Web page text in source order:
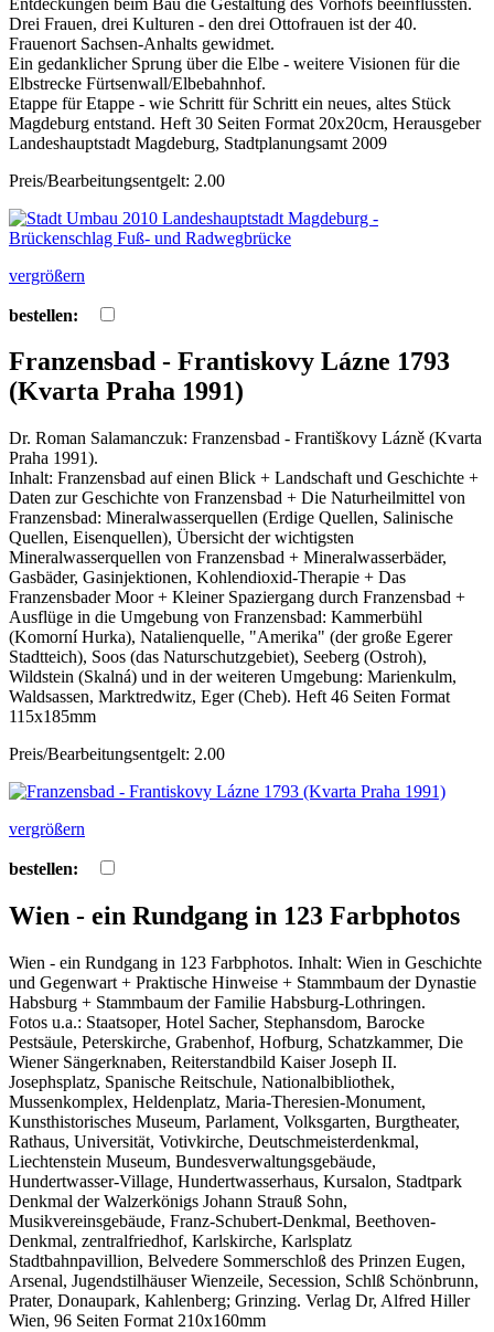
Drei Frauen, drei Kulturen - den drei Ottofrauen ist der 40.
Frauenort Sachsen-Anhalts gewidmet.
Ein gedanklicher Sprung über die Elbe - weitere Visionen für die
Elbstrecke Fürtsenwall/Elbebahnhof.
Etappe für Etappe - wie Schritt für Schritt ein neues, altes Stück
Magdeburg entstand. Heft 30 Seiten Format 20x20cm, Herausgeber
Landeshauptstadt Magdeburg, Stadtplanungsamt 2009
Preis/Bearbeitungsentgelt: 2.00
vergrößern
bestellen:
Franzensbad - Frantiskovy Lázne 1793
(Kvarta Praha 1991)
Dr. Roman Salamanczuk: Franzensbad - Františkovy Lázně (Kvarta
Praha 1991).
Inhalt: Franzensbad auf einen Blick + Landschaft und Geschichte +
Daten zur Geschichte von Franzensbad + Die Naturheilmittel von
Franzensbad: Mineralwasserquellen (Erdige Quellen, Salinische
Quellen, Eisenquellen), Übersicht der wichtigsten
Mineralwasserquellen von Franzensbad + Mineralwasserbäder,
Gasbäder, Gasinjektionen, Kohlendioxid-Therapie + Das
Franzensbader Moor + Kleiner Spaziergang durch Franzensbad +
Ausflüge in die Umgebung von Franzensbad: Kammerbühl
(Komorní Hurka), Natalienquelle, "Amerika" (der große Egerer
Stadtteich), Soos (das Naturschutzgebiet), Seeberg (Ostroh),
Wildstein (Skalná) und in der weiteren Umgebung: Marienkulm,
Waldsassen, Marktredwitz, Eger (Cheb). Heft 46 Seiten Format
115x185mm
Preis/Bearbeitungsentgelt: 2.00
vergrößern
bestellen:
Wien - ein Rundgang in 123 Farbphotos
Wien - ein Rundgang in 123 Farbphotos. Inhalt: Wien in Geschichte
und Gegenwart + Praktische Hinweise + Stammbaum der Dynastie
Habsburg + Stammbaum der Familie Habsburg-Lothringen.
Fotos u.a.: Staatsoper, Hotel Sacher, Stephansdom, Barocke
Pestsäule, Peterskirche, Grabenhof, Hofburg, Schatzkammer, Die
Wiener Sängerknaben, Reiterstandbild Kaiser Joseph II.
Josephsplatz, Spanische Reitschule, Nationalbibliothek,
Mussenkomplex, Heldenplatz, Maria-Theresien-Monument,
Kunsthistorisches Museum, Parlament, Volksgarten, Burgtheater,
Rathaus, Universität, Votivkirche, Deutschmeisterdenkmal,
Liechtenstein Museum, Bundesverwaltungsgebäude,
Hundertwasser-Village, Hundertwasserhaus, Kursalon, Stadtpark
Denkmal der Walzerkönigs Johann Strauß Sohn,
Musikvereinsgebäude, Franz-Schubert-Denkmal, Beethoven-
Denkmal, zentralfriedhof, Karlskirche, Karlsplatz
Stadtbahnpavillion, Belvedere Sommerschloß des Prinzen Eugen,
Arsenal, Jugendstilhäuser Wienzeile, Secession, Schlß Schönbrunn,
Prater, Donaupark, Kahlenberg; Grinzing. Verlag Dr, Alfred Hiller
Wien, 96 Seiten Format 210x160mm